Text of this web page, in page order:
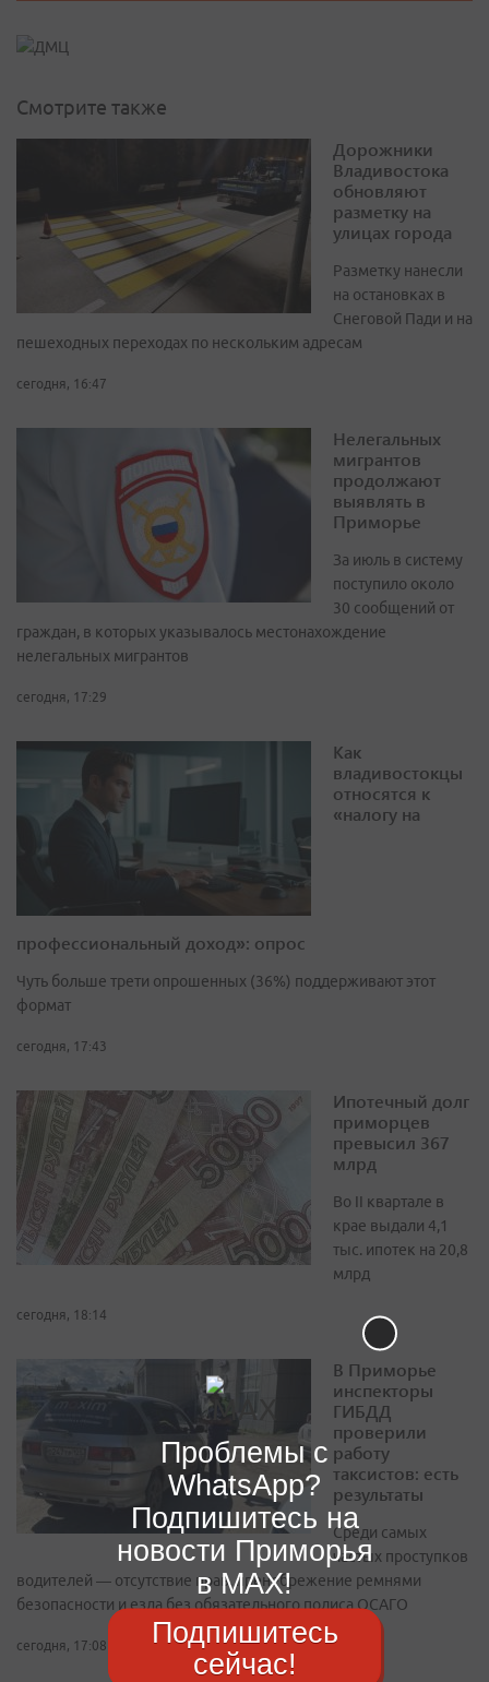
Смотрите также
Дорожники
Владивостока
обновляют
разметку на
улицах города
Разметку нанесли
на остановках в
Снеговой Пади и на
пешеходных переходах по нескольким адресам
сегодня, 16:47
Нелегальных
мигрантов
продолжают
выявлять в
Приморье
За июль в систему
поступило около
30 сообщений от
граждан, в которых указывалось местонахождение
нелегальных мигрантов
сегодня, 17:29
Как
владивостокцы
относятся к
«налогу на
профессиональный доход»: опрос
Чуть больше трети опрошенных (36%) поддерживают этот
формат
сегодня, 17:43
Ипотечный долг
приморцев
превысил 367
млрд
Во II квартале в
крае выдали 4,1
тыс. ипотек на 20,8
млрд
сегодня, 18:14
В Приморье
инспекторы
ГИБДД
проверили
работу
таксистов: есть
результаты
Среди самых
частых проступков
водителей — отсутствие прав, пренебрежение ремнями
безопасности и езда без обязательного полиса ОСАГО
сегодня, 17:08
Проблемы с
WhatsApp?
Подпишитесь на
новости Приморья
в MAX!
Подпишитесь
сейчас!